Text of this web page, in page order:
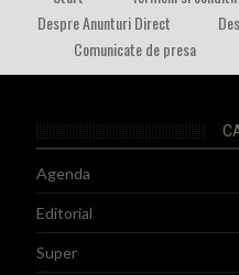
Despre Anunturi Direct
Comunicate de presa
Agenda
Editorial
Super